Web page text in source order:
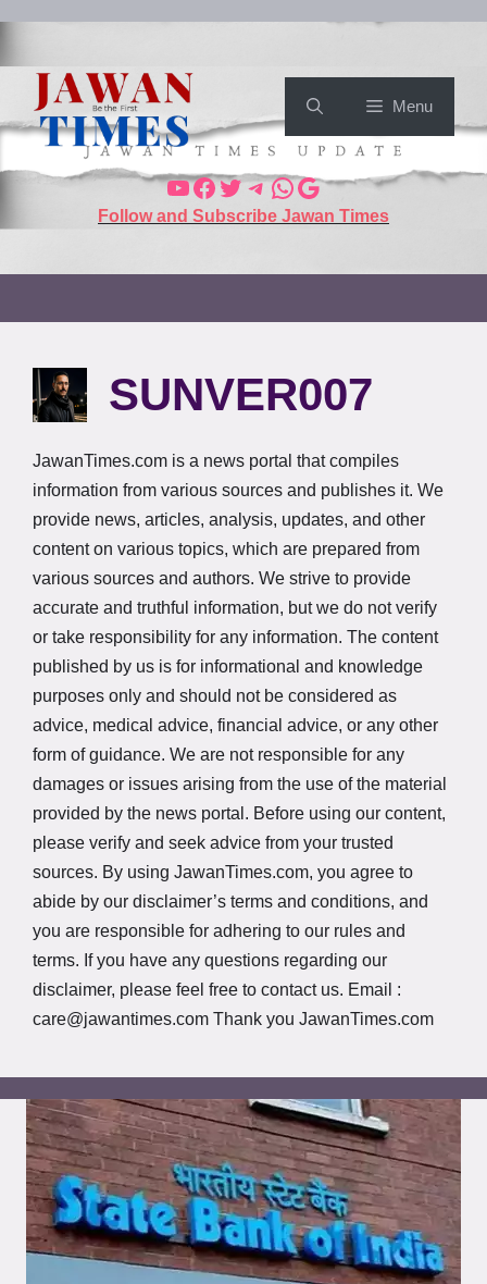
Menu
Follow and Subscribe Jawan Times
SUNVER007
JawanTimes.com is a news portal that compiles
information from various sources and publishes it. We
provide news, articles, analysis, updates, and other
content on various topics, which are prepared from
various sources and authors. We strive to provide
accurate and truthful information, but we do not verify
or take responsibility for any information. The content
published by us is for informational and knowledge
purposes only and should not be considered as
advice, medical advice, financial advice, or any other
form of guidance. We are not responsible for any
damages or issues arising from the use of the material
provided by the news portal. Before using our content,
please verify and seek advice from your trusted
sources. By using JawanTimes.com, you agree to
abide by our disclaimer’s terms and conditions, and
you are responsible for adhering to our rules and
terms. If you have any questions regarding our
disclaimer, please feel free to contact us. Email :
care@jawantimes.com Thank you JawanTimes.com